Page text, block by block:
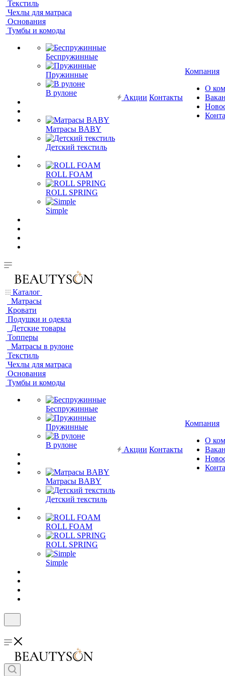
Текстиль
Чехлы для матраса
Основания
Тумбы и комоды
Беспружинные
Пружинные
В рулоне
Матрасы BABY
Детский текстиль
ROLL FOAM
ROLL SPRING
Simple
Акции Контакты
Компания
О
Каталог
Матрасы
Кровати
Подушки и одеяла
Детские товары
Топперы
Матрасы в рулоне
Текстиль
Чехлы для матраса
Основания
Тумбы и комоды
Беспружинные
Пружинные
В рулоне
Матрасы BABY
Детский текстиль
ROLL FOAM
ROLL SPRING
Simple
Акции Контакты
Компания
О